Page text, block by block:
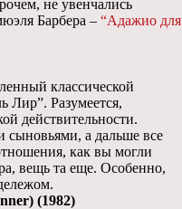
не увенчались
Барбера – “Адажио для
классической
Лир”. Разумеется,
действительности.
сыновьями, а дальше все
как вы могли
вещь та еще. Особенно,
(1982)